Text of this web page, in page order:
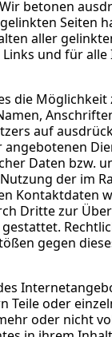
betonen
Seiten
aller
und für
die
auf
Daten bzw.
der im
Kontaktdaten
Dritte zur
gegen
Teile oder
oder nicht